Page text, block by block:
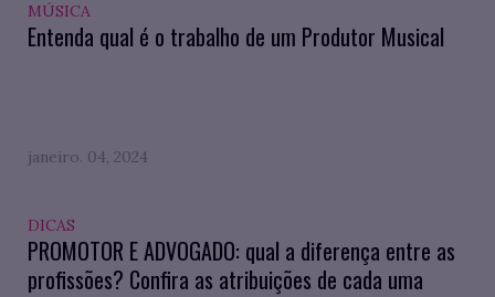
MÚSICA
Entenda qual é o trabalho de um Produtor Musical
janeiro. 04, 2024
DICAS
PROMOTOR E ADVOGADO: qual a diferença entre as
profissões? Confira as atribuições de cada uma